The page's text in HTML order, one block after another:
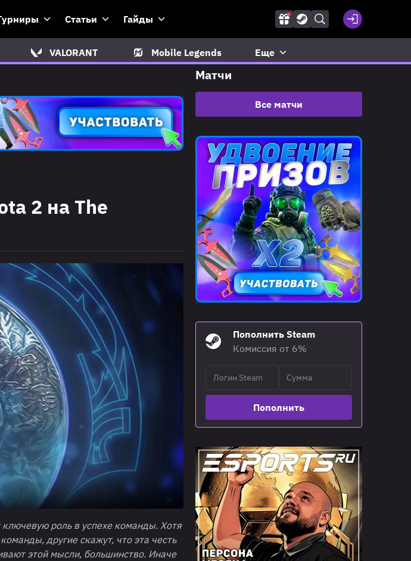
Статьи Гайды
VALORANT Mobile Legends Еще
2 на The
ключевую роль в успехе команды. Хотя
другие скажут, что эта честь
этой мысли, большинство. Иначе
Матчи
Все матчи
Пополнить Steam
Комиссия от 6%
Пополнить